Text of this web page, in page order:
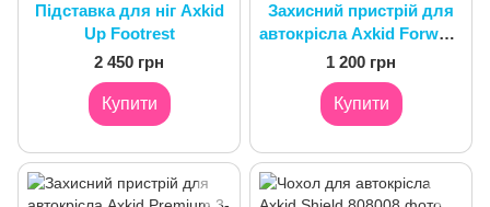
Підставка для ніг Axkid
Up Footrest
2 450 грн
Купити
Захисний пристрій для
автокрісла Axkid Forward
Anti-sub
1 200 грн
Купити